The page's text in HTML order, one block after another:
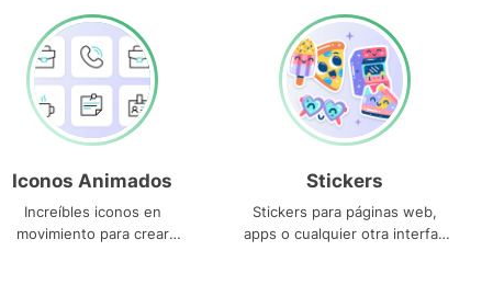
Iconos Animados
Increíbles iconos en
movimiento para crear
Stickers
Stickers para páginas web,
apps o cualquier otra interfaz